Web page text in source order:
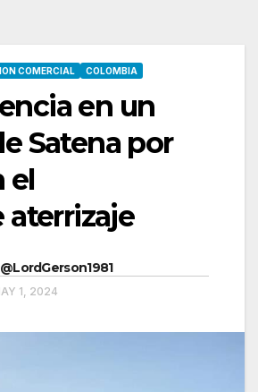
COMERCIAL COLOMBIA
en un
Satena por
el
aterrizaje
@LordGerson1981
1, 2024